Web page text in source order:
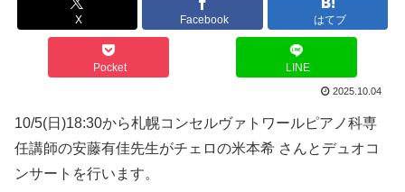
X Facebook はてブ
Pocket LINE
2025.10.04
10/5(日)18:30から札幌コンセルヴァトワールピアノ科専
任講師の安藤有佳先生がチェロの米本希 さんとデュオコ
ンサートを行います。